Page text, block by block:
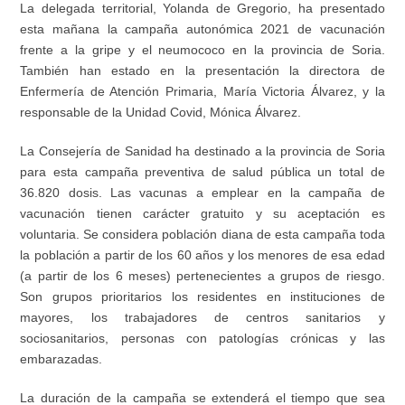
La delegada territorial, Yolanda de Gregorio, ha presentado
esta mañana la campaña autonómica 2021 de vacunación
frente a la gripe y el neumococo en la provincia de Soria.
También han estado en la presentación la directora de
Enfermería de Atención Primaria, María Victoria Álvarez, y la
responsable de la Unidad Covid, Mónica Álvarez.
La Consejería de Sanidad ha destinado a la provincia de Soria
para esta campaña preventiva de salud pública un total de
36.820 dosis. Las vacunas a emplear en la campaña de
vacunación tienen carácter gratuito y su aceptación es
voluntaria. Se considera población diana de esta campaña toda
la población a partir de los 60 años y los menores de esa edad
(a partir de los 6 meses) pertenecientes a grupos de riesgo.
Son grupos prioritarios los residentes en instituciones de
mayores, los trabajadores de centros sanitarios y
sociosanitarios, personas con patologías crónicas y las
embarazadas.
La duración de la campaña se extenderá el tiempo que sea